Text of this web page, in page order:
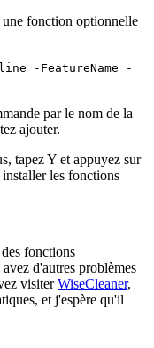
fonction optionnelle
-FeatureName -
par le nom de la
ajouter.
tapez Y et appuyez sur
les fonctions
fonctions
d'autres problèmes
visiterWiseCleaner,
et j'espère qu'il